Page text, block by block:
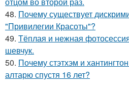
48. Почему существует
"Привилегии Красоты"?
49. Тёплая и нежная
шевчук.
50. Почему стэтхэм и
алтарю спустя 16 лет?